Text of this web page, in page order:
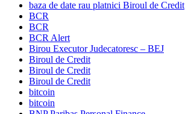
baza de date rau platnici Biroul de Credit
BCR
BCR
BCR Alert
Birou Executor Judecatoresc – BEJ
Biroul de Credit
Biroul de Credit
Biroul de Credit
bitcoin
bitcoin